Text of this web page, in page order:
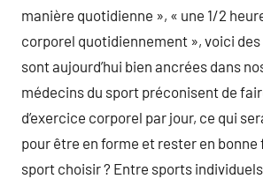
manière quotidienne », « une 1/2
corporel quotidiennement », voici
sont aujourd’hui bien ancrées dans
médecins du sport préconisent de
d’exercice corporel par jour, ce qui
pour être en forme et rester en bonne
sport choisir ? Entre sports